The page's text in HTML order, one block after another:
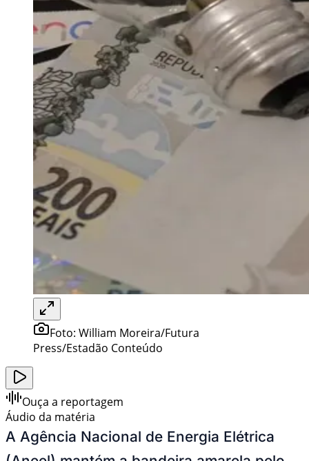
Foto: William Moreira/Futura
Press/Estadão Conteúdo
Ouça a reportagem
Áudio da matéria
A Agência Nacional de Energia Elétrica